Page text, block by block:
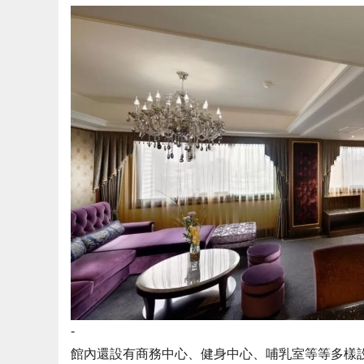
-
館內還設有商務中心、健身中心、哺乳室等等多